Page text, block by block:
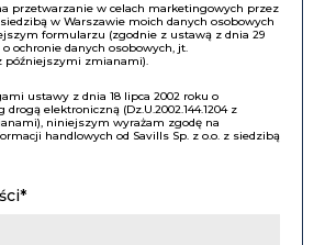
przetwarzanie w celach marketingowych przez
siedzibą w Warszawie moich danych osobowych
formularzu (zgodnie z ustawą z dnia 29
o ochronie danych osobowych, jt.
z późniejszymi zmianami).
ustawy z dnia 18 lipca 2002 roku o
drogą elektroniczną (Dz.U.2002.144.1204 z
niniejszym wyrażam zgodę na
handlowych od Savills Sp. z o.o. z siedzibą